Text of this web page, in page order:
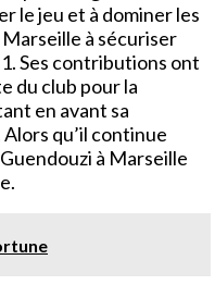
le jeu et à dominer les
à sécuriser
Ses contributions ont
du club pour la
en avant sa
qu’il continue
à Marseille